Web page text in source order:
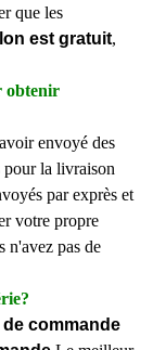
que les
est gratuit,
obtenir
envoyé des
pour la livraison
par exprès et
votre propre
n'avez pas de
commande